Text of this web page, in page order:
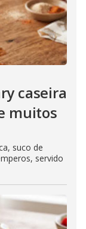
caseira
muitos
suco de
servido